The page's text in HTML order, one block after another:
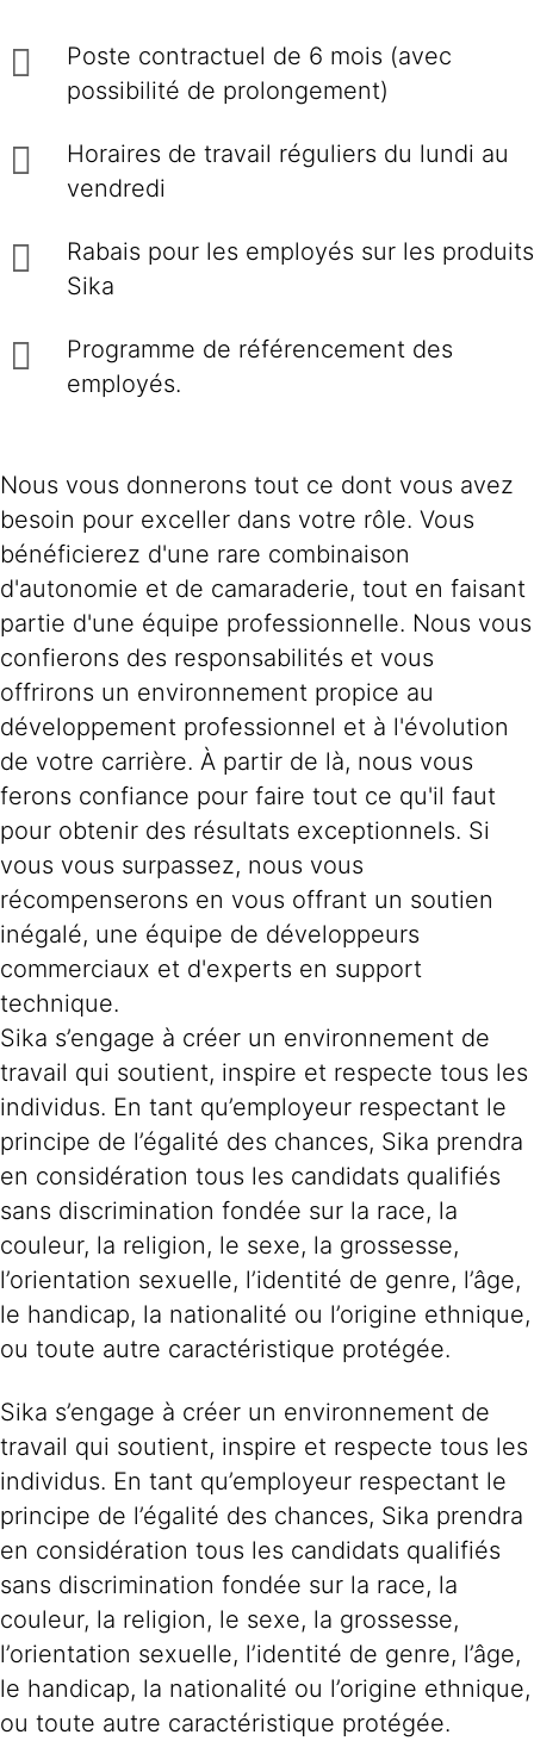
Poste contractuel de 6 mois (avec
possibilité de prolongement)
Horaires de travail réguliers du lundi au
vendredi
Rabais pour les employés sur les produits
Sika
Programme de référencement des
employés.
Nous vous donnerons tout ce dont vous avez
besoin pour exceller dans votre rôle. Vous
bénéficierez d'une rare combinaison
d'autonomie et de camaraderie, tout en faisant
partie d'une équipe professionnelle. Nous vous
confierons des responsabilités et vous
offrirons un environnement propice au
développement professionnel et à l'évolution
de votre carrière. À partir de là, nous vous
ferons confiance pour faire tout ce qu'il faut
pour obtenir des résultats exceptionnels. Si
vous vous surpassez, nous vous
récompenserons en vous offrant un soutien
inégalé, une équipe de développeurs
commerciaux et d'experts en support
technique.
Sika s’engage à créer un environnement de
travail qui soutient, inspire et respecte tous les
individus. En tant qu’employeur respectant le
principe de l’égalité des chances, Sika prendra
en considération tous les candidats qualifiés
sans discrimination fondée sur la race, la
couleur, la religion, le sexe, la grossesse,
l’orientation sexuelle, l’identité de genre, l’âge,
le handicap, la nationalité ou l’origine ethnique,
ou toute autre caractéristique protégée.
Sika s’engage à créer un environnement de
travail qui soutient, inspire et respecte tous les
individus. En tant qu’employeur respectant le
principe de l’égalité des chances, Sika prendra
en considération tous les candidats qualifiés
sans discrimination fondée sur la race, la
couleur, la religion, le sexe, la grossesse,
l’orientation sexuelle, l’identité de genre, l’âge,
le handicap, la nationalité ou l’origine ethnique,
ou toute autre caractéristique protégée.